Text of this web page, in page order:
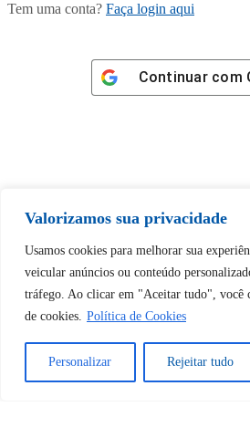
Valorizamos sua privacidade
Usamos cookies para melhorar sua
veicular anúncios ou conteúdo
tráfego. Ao clicar em "Aceitar tudo", você
de cookies. Política de Cookies
Personalizar Rejeitar tudo
Tem uma conta? Faça login aqui
Continuar com
desbloquear esta
Desbloquear